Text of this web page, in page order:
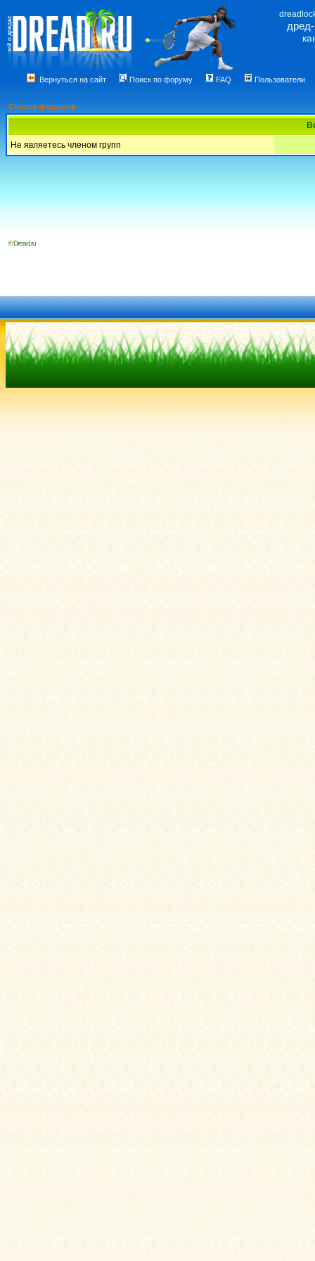
Вернуться на сайт Поиск по форуму FAQ Пользователи
Список форумов
Не являетесь членом групп
© Dread.ru